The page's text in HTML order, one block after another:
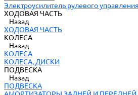
Электроусилитель рулевого управления
ХОДОВАЯ ЧАСТЬ
Назад
ХОДОВАЯ ЧАСТЬ
КОЛЕСА
Назад
КОЛЕСА
КОЛЕСА, ДИСКИ
ПОДВЕСКА
Назад
ПОДВЕСКА